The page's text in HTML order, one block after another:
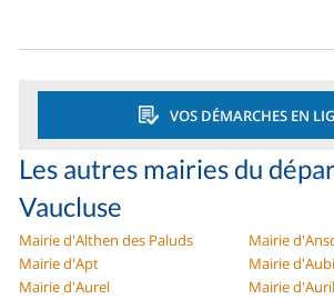
VOS DÉMARCHES EN
Les autres mairies du
Vaucluse
Mairie d'Althen des Paluds
Mairie
Mairie d'Apt
Mairie
Mairie d'Aurel
Mairie